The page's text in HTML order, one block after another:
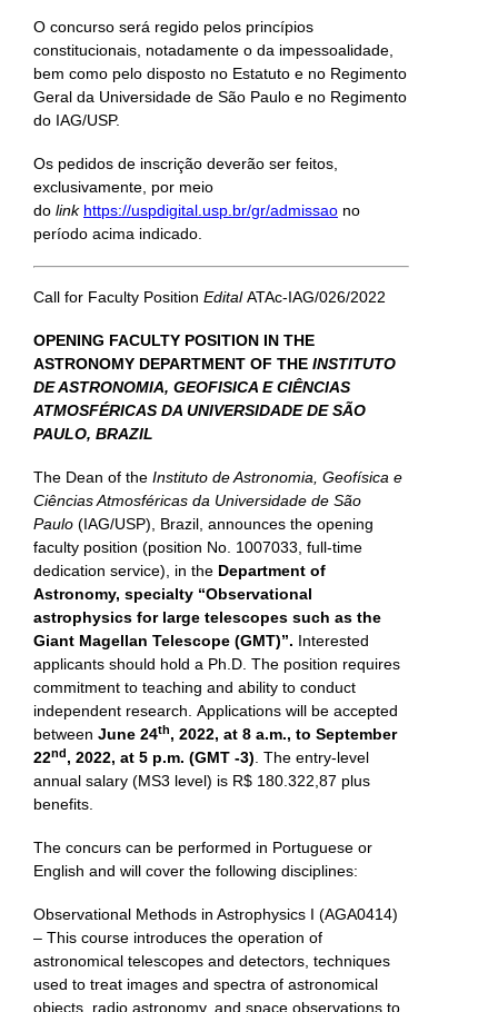
O concurso será regido pelos princípios
constitucionais, notadamente o da impessoalidade,
bem como pelo disposto no Estatuto e no Regimento
Geral da Universidade de São Paulo e no Regimento
do IAG/USP.
Os pedidos de inscrição deverão ser feitos,
exclusivamente, por meio
do link https://uspdigital.usp.br/gr/admissao no
período acima indicado.
Call for Faculty Position EditalATAc-IAG/026/2022
OPENING FACULTY POSITION IN THE
ASTRONOMY DEPARTMENT OF THE INSTITUTO
DE ASTRONOMIA, GEOFISICA E CIÊNCIAS
ATMOSFÉRICAS DA UNIVERSIDADE DE SÃO
PAULO, BRAZIL
The Dean of the Instituto de Astronomia, Geofísica e
Ciências Atmosféricas da Universidade de São
Paulo (IAG/USP), Brazil, announces the opening
faculty position (position No. 1007033, full-time
dedication service), in the Department of
Astronomy, specialty “Observational
astrophysics for large telescopes such as the
Giant Magellan Telescope (GMT)”. Interested
applicants should hold a Ph.D. The position requires
commitment to teaching and ability to conduct
independent research. Applications will be accepted
between June 24th, 2022, at 8 a.m., to September
22nd, 2022, at 5 p.m. (GMT -3) . The entry-level
annual salary (MS3 level) is R$ 180.322,87 plus
benefits.
The concurs can be performed in Portuguese or
English and will cover the following disciplines:
Observational Methods in Astrophysics I (AGA0414)
– This course introduces the operation of
astronomical telescopes and detectors, techniques
used to treat images and spectra of astronomical
objects, radio astronomy, and space observations to